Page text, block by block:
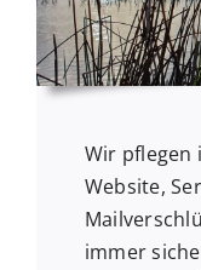
Wir pflegen
Website,
immer